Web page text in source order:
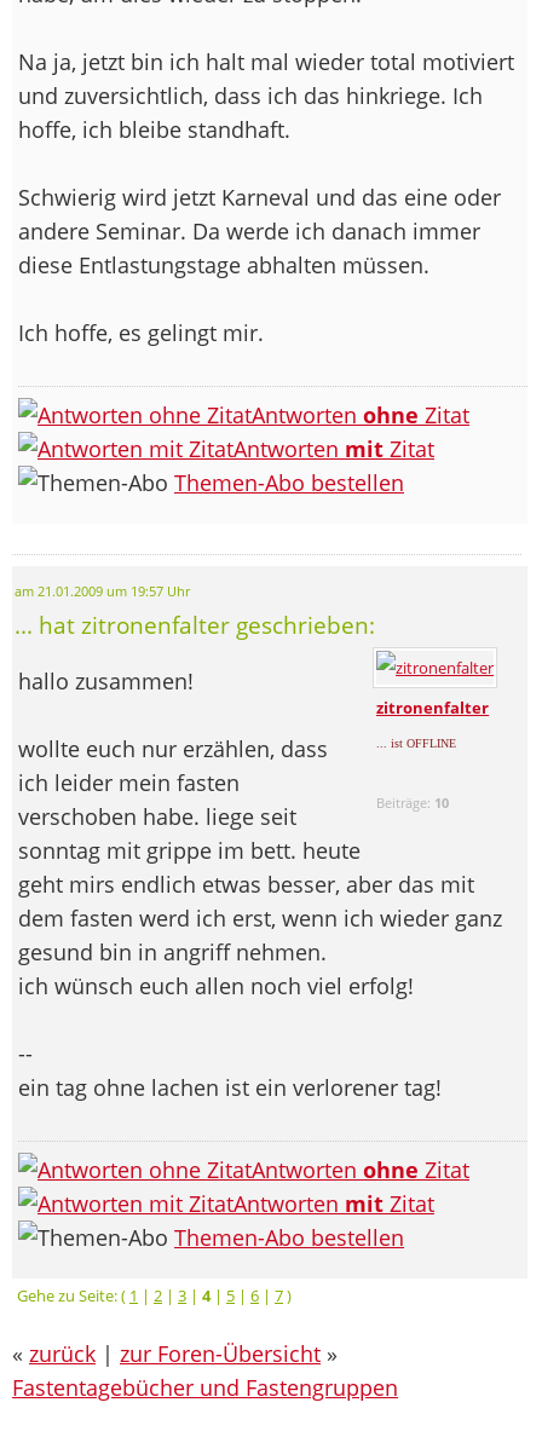
Na ja, jetzt bin ich halt mal wieder total motiviert
und zuversichtlich, dass ich das hinkriege. Ich
hoffe, ich bleibe standhaft.
Schwierig wird jetzt Karneval und das eine oder
andere Seminar. Da werde ich danach immer
diese Entlastungstage abhalten müssen.
Ich hoffe, es gelingt mir.
Antworten ohne Zitat
Antworten mit Zitat
Themen-Abo bestellen
am 21.01.2009 um 19:57 Uhr
... hat zitronenfalter geschrieben:
zitronenfalter
... ist OFFLINE
Beiträge: 10
hallo zusammen!
wollte euch nur erzählen, dass
ich leider mein fasten
verschoben habe. liege seit
sonntag mit grippe im bett. heute
geht mirs endlich etwas besser, aber das mit
dem fasten werd ich erst, wenn ich wieder ganz
gesund bin in angriff nehmen.
ich wünsch euch allen noch viel erfolg!
--
ein tag ohne lachen ist ein verlorener tag!
Antworten ohne Zitat
Antworten mit Zitat
Themen-Abo bestellen
Gehe zu Seite: ( 1 | 2 | 3 | 4| 5 | 6 | 7)
« zurück | zur Foren-Übersicht »
Fastentagebücher und Fastengruppen